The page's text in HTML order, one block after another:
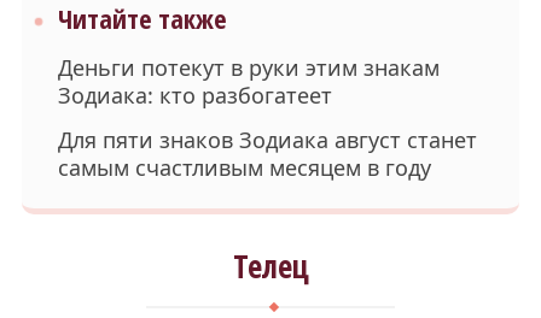
Читайте также
Деньги потекут в руки этим знакам
Зодиака: кто разбогатеет
Для пяти знаков Зодиака август станет
самым счастливым месяцем в году
Телец